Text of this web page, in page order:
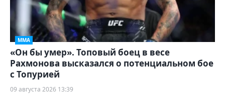
ММА
«Он бы умер». Топовый боец в весе
Рахмонова высказался о потенциальном бое
с Топурией
09 августа 2026 13:39